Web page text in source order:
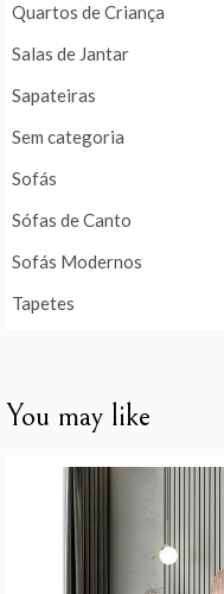
Quartos de Criança
Salas de Jantar
Sapateiras
Sem categoria
Sofás
Sófas de Canto
Sofás Modernos
Tapetes
You may like